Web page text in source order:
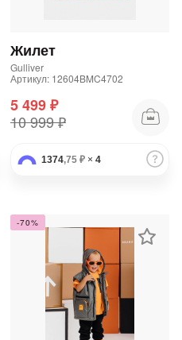
Жилет
Gulliver
Артикул: 12604BMC4702
5 499 ₽
10 999 ₽
1374,75 ₽ × 4
-70%
только
банка
карты